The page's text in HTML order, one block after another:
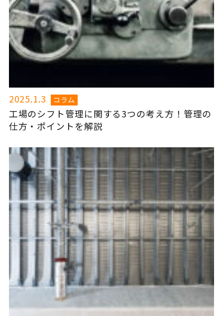
2025.1.3 コラム
工場のシフト管理に関する3つの考え方！管理の
仕方・ポイントを解説